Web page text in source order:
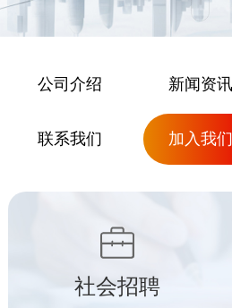
公司介绍 新闻资讯
联系我们 加入我们
社会招聘